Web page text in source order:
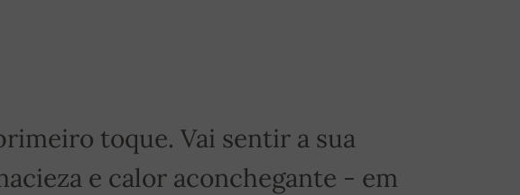
toque. Vai sentir a sua
e calor aconchegante - em